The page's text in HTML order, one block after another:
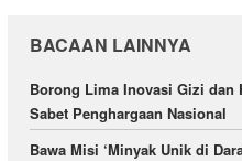
BACAAN LAINNYA
Borong Lima Inovasi Gizi dan
Sabet Penghargaan Nasional
Bawa Misi ‘Minyak Unik di